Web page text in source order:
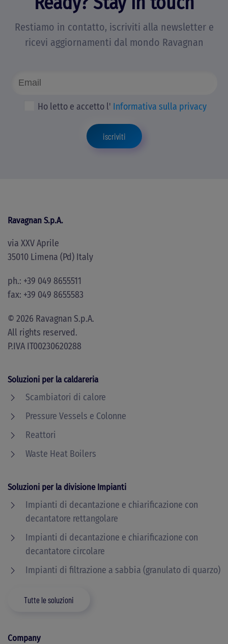
Restiamo in contatto, iscriviti alla newsletter e
ricevi aggiornamenti dal mondo Ravagnan
Ho letto e accetto l' Informativa sulla privacy
iscriviti
Ravagnan S.p.A.
via XXV Aprile
35010 Limena (Pd) Italy
ph.: +39 049 8655511
fax: +39 049 8655583
© 2026 Ravagnan S.p.A.
All rights reserved.
P.IVA IT00230620288
Soluzioni per la caldareria
Scambiatori di calore
Pressure Vessels e Colonne
Reattori
Waste Heat Boilers
Soluzioni per la divisione Impianti
Impianti di decantazione e chiarificazione con
decantatore rettangolare
Impianti di decantazione e chiarificazione con
decantatore circolare
Impianti di filtrazione a sabbia (granulato di quarzo)
Tutte le soluzioni
Company